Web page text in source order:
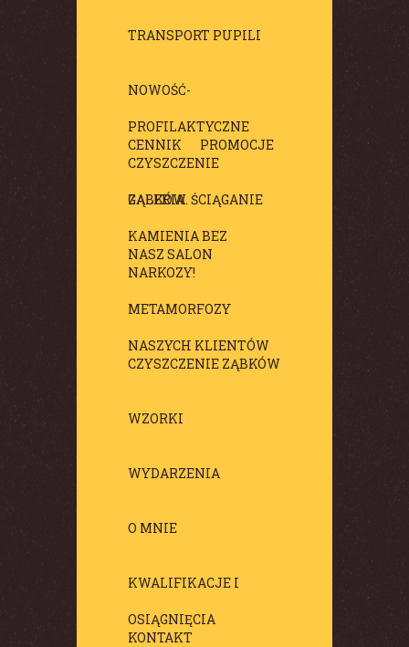
TRANSPORT PUPILI
NOWOŚĆ-
PROFILAKTYCZNE
CZYSZCZENIE
ZĄBKÓW. ŚCIĄGANIE
KAMIENIA BEZ
NARKOZY!
CENNIK PROMOCJE
GALERIA
NASZ SALON
METAMORFOZY
NASZYCH KLIENTÓW
CZYSZCZENIE ZĄBKÓW
WZORKI
WYDARZENIA
O MNIE
KWALIFIKACJE I
OSIĄGNIĘCIA
KONTAKT